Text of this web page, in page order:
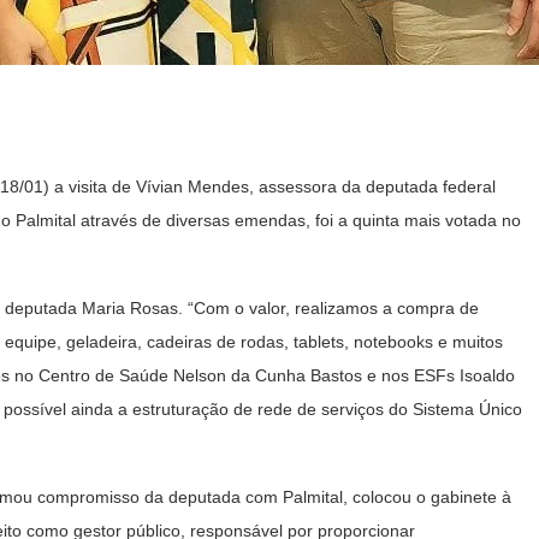
01) a visita de Vívian Mendes, assessora da deputada federal
Palmital através de diversas emendas, foi a quinta mais votada no
Maria Rosas. “Com o valor, realizamos a compra de
geladeira, cadeiras de rodas, tablets, notebooks e muitos
no Centro de Saúde Nelson da Cunha Bastos e nos ESFs Isoaldo
ainda a estruturação de rede de serviços do Sistema Único
compromisso da deputada com Palmital, colocou o gabinete à
como gestor público, responsável por proporcionar